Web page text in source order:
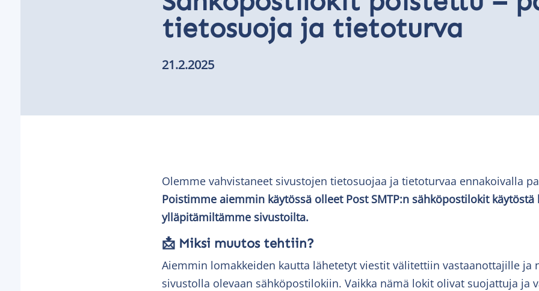
tietosuoja ja tietoturva
21.2.2025
Olemme vahvistaneet sivustojen tietosuojaa ja tietoturvaa ennakoivalla
Poistimme aiemmin käytössä olleet Post SMTP:n sähköpostilokit käytöstä
ylläpitämiltämme sivustoilta.
📩 Miksi muutos tehtiin?
Aiemmin lomakkeiden kautta lähetetyt viestit välitettiin vastaanottajille ja
sivustolla olevaan sähköpostilokiin. Vaikka nämä lokit olivat suojattuja ja